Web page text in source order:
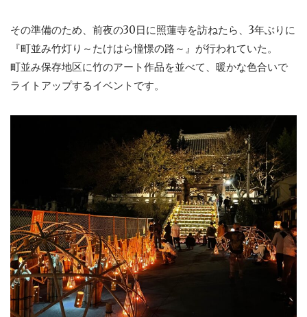
その準備のため、前夜の30日に照蓮寺を訪ねたら、3年ぶりに
『町並み竹灯り～たけはら憧憬の路～』が行われていた。
町並み保存地区に竹のアート作品を並べて、暖かな色合いで
ライトアップするイベントです。